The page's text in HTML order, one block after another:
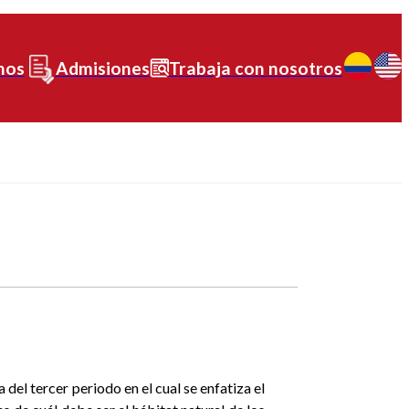
Admisiones Trabaja con nosotros
tercer periodo en el cual se enfatiza el